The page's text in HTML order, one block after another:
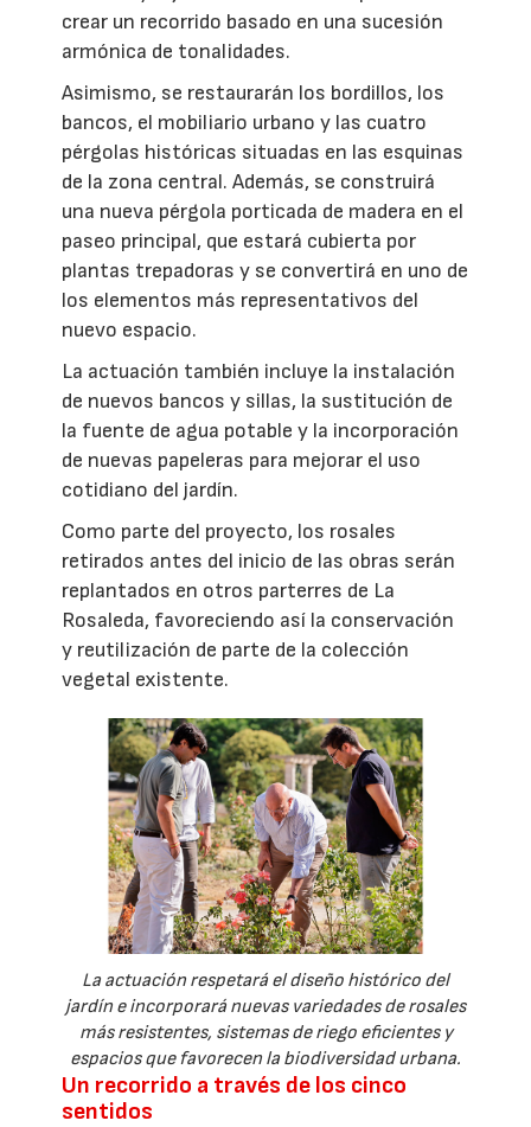
crear un recorrido basado en una sucesión
armónica de tonalidades.
Asimismo, se restaurarán los bordillos, los
bancos, el mobiliario urbano y las cuatro
pérgolas históricas situadas en las esquinas
de la zona central. Además, se construirá
una nueva pérgola porticada de madera en el
paseo principal, que estará cubierta por
plantas trepadoras y se convertirá en uno de
los elementos más representativos del
nuevo espacio.
La actuación también incluye la instalación
de nuevos bancos y sillas, la sustitución de
la fuente de agua potable y la incorporación
de nuevas papeleras para mejorar el uso
cotidiano del jardín.
Como parte del proyecto, los rosales
retirados antes del inicio de las obras serán
replantados en otros parterres de La
Rosaleda, favoreciendo así la conservación
y reutilización de parte de la colección
vegetal existente.
La actuación respetará el diseño histórico del
jardín e incorporará nuevas variedades de rosales
más resistentes, sistemas de riego eficientes y
espacios que favorecen la biodiversidad urbana.
Un recorrido a través de los cinco
sentidos